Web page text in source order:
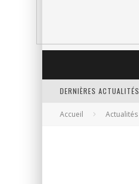
DERNIÈRES ACTUALITÉS
Accueil Actualités